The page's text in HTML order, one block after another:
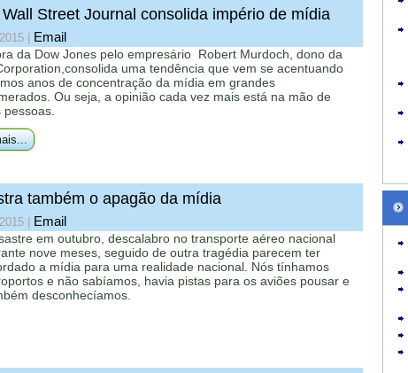
Street Journal consolida império de mídia
Email
da Dow Jones pelo empresário Robert Murdoch, dono da
uma tendência que vem se acentuando
anos de concentração da mídia em grandes
Ou seja, a opinião cada vez mais está na mão de
pessoas.
também o apagão da mídia
Email
em outubro, descalabro no transporte aéreo nacional
nove meses, seguido de outra tragédia parecem ter
a mídia para uma realidade nacional. Nós tínhamos
e não sabíamos, havia pistas para os aviões pousar e
desconhecíamos.